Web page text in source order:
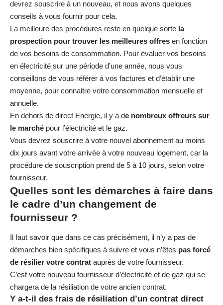
devrez souscrire à un nouveau, et nous avons quelques
conseils à vous fournir pour cela.
La meilleure des procédures reste en quelque sorte la
prospection pour trouver les meilleures offres en fonction
de vos besoins de consommation. Pour évaluer vos besoins
en électricité sur une période d’une année, nous vous
conseillons de vous référer à vos factures et d’établir une
moyenne, pour connaitre votre consommation mensuelle et
annuelle.
En dehors de direct Energie, il y a de nombreux offreurs sur
le marché pour l’électricité et le gaz.
Vous devrez souscrire à votre nouvel abonnement au moins
dix jours avant votre arrivée à votre nouveau logement, car la
procédure de souscription prend de 5 à 10 jours, selon votre
fournisseur.
Quelles sont les démarches à faire dans
le cadre d’un changement de
fournisseur ?
Il faut savoir que dans ce cas précisément, il n’y a pas de
démarches bien spécifiques à suivre et vous n’êtes pas forcé
de résilier votre contrat auprès de votre fournisseur.
C’est votre nouveau fournisseur d’électricité et de gaz qui se
chargera de la résiliation de votre ancien contrat.
Y a-t-il des frais de résiliation d’un contrat direct